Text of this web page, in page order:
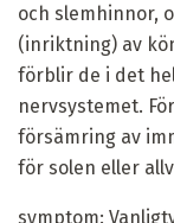
och slemhinnor,
(inriktning) av
förblir de i det
nervsystemet.
försämring av
för solen eller
symptom: